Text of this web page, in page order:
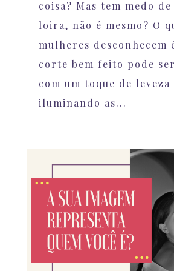
coisa? Mas tem medo
loira, não é mesmo? O
mulheres desconhecem
corte bem feito pode
com um toque de leveza
iluminando as...